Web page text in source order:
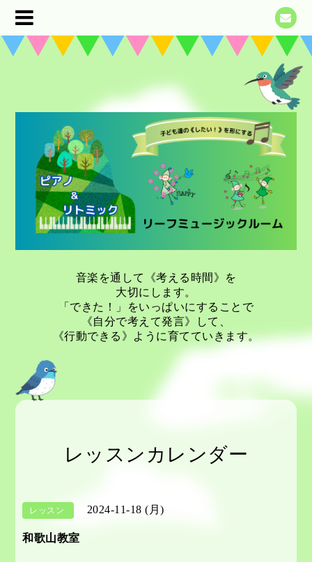
音楽を通して《考える時間》を
大切にします。
「できた！」をいっぱいにすることで
《自分で考えて発言》して、
《行動できる》ように育てていきます。
レッスンカレンダー
レッスン 2024-11-18 (月)
和歌山教室